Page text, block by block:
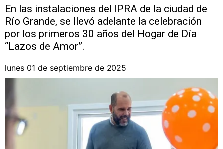
En las instalaciones del IPRA de la ciudad de
Río Grande, se llevó adelante la celebración
por los primeros 30 años del Hogar de Día
“Lazos de Amor”.
lunes 01 de septiembre de 2025